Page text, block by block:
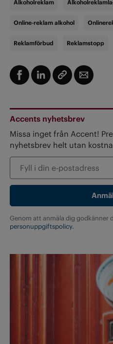
Alkoholreklam
Online-reklam alkohol
Reklamförbud Reklamstopp
Accents nyhetsbrev
Missa inget från Accent!
nyhetsbrev helt utan
Genom att anmäla dig godkänner
personuppgiftspolicy.